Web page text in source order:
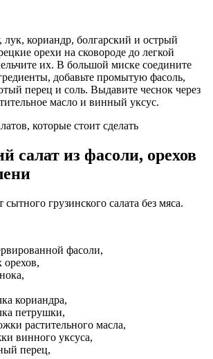
лук, кориандр, болгарский и острый
орехи на сковороде до легкой
их. В большой миске соедините
добавьте промытую фасоль,
перец и соль. Выдавите чеснок через
масло и винный уксус.
салат из фасоли, орехов
грузинского салата без мяса.
фасоли,
орехов,
кориандра,
петрушки,
растительного масла,
винного уксуса,
перец,